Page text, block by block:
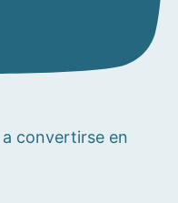
convertirse en